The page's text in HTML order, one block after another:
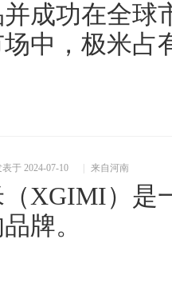
成功在全球
中，极米占
表于 2024-07-10 来自河南
XGIMI）是
牌。